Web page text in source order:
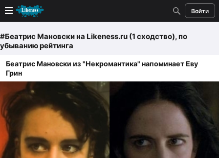
Войти
Новые
Лучшие
Голосование
Кандидаты
Случайное сходство 👍
#Беатрис Мановскина Likeness.ru (1 сходство), по
убыванию рейтинга
Беатрис Мановски из "Некромантика" напоминает Еву
Грин